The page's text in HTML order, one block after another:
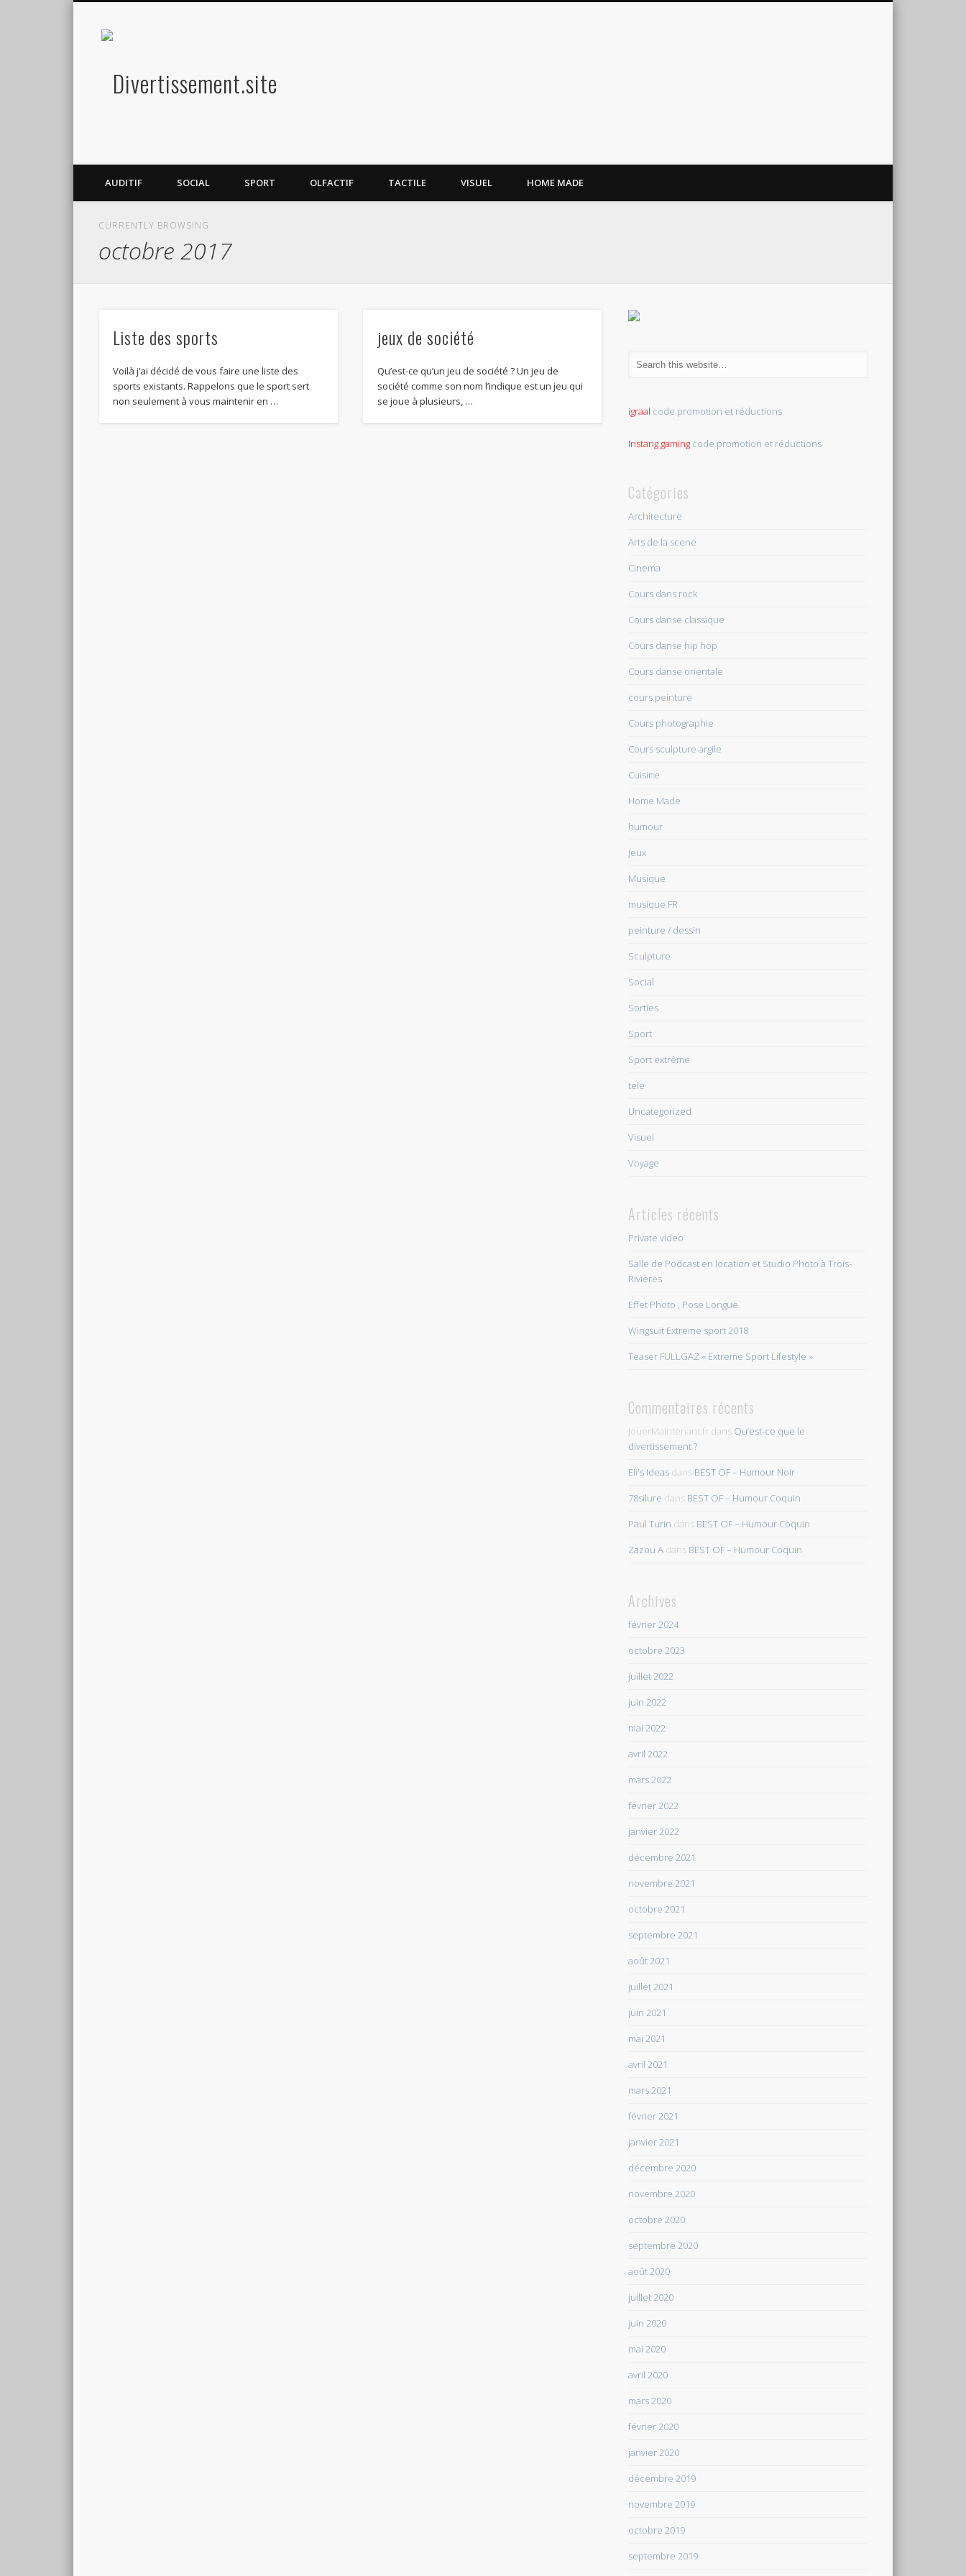
AUDITIF SOCIAL SPORT OLFACTIF TACTILE VISUEL HOME MADE
CURRENTLY BROWSING
octobre 2017
Liste des sports
Voilà j’ai décidé de vous faire une liste des
sports existants. Rappelons que le sport sert
non seulement à vous maintenir en …
jeux de société
Qu’est-ce qu’un jeu de société ? Un jeu de
société comme son nom l’indique est un jeu qui
se joue à plusieurs, …
igraal code promotion et réductions
Instang gaming code promotion et réductions
Catégories
Architecture
Arts de la scene
Cinema
Cours dans rock
Cours danse classique
Cours danse hip hop
Cours danse orientale
cours peinture
Cours photographie
Cours sculpture argile
Cuisine
Home Made
humour
Jeux
Musique
musique FR
peinture / dessin
Sculpture
Social
Sorties
Sport
Sport extrême
tele
Uncategorized
Visuel
Voyage
Articles récents
Private video
Salle de Podcast en location et Studio Photo à Trois-
Rivières
Effet Photo , Pose Longue
Wingsuit Extreme sport 2018
Teaser FULLGAZ « Extreme Sport Lifestyle »
Commentaires récents
JouerMaintenant.fr dans Qu’est-ce que le
divertissement ?
Eli's Ideas dans BEST OF – Humour Noir
78silure dans BEST OF – Humour Coquin
Paul Turin dans BEST OF – Humour Coquin
Zazou A dans BEST OF – Humour Coquin
Archives
février 2024
octobre 2023
juillet 2022
juin 2022
mai 2022
avril 2022
mars 2022
février 2022
janvier 2022
décembre 2021
novembre 2021
octobre 2021
septembre 2021
août 2021
juillet 2021
juin 2021
mai 2021
avril 2021
mars 2021
février 2021
janvier 2021
décembre 2020
novembre 2020
octobre 2020
septembre 2020
août 2020
juillet 2020
juin 2020
mai 2020
avril 2020
mars 2020
février 2020
janvier 2020
décembre 2019
novembre 2019
octobre 2019
septembre 2019